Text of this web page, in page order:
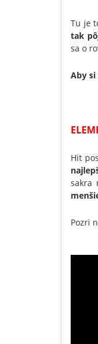
Tu je
tak
sa o
Aby
Hit
sakra
Pozri